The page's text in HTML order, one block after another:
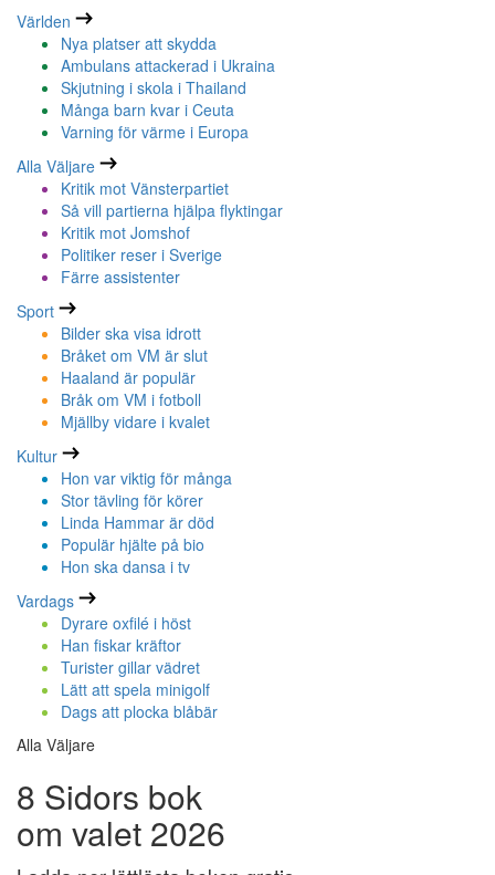
Världen
Nya platser att skydda
Ambulans attackerad i Ukraina
Skjutning i skola i Thailand
Många barn kvar i Ceuta
Varning för värme i Europa
Alla Väljare
Kritik mot Vänsterpartiet
Så vill partierna hjälpa flyktingar
Kritik mot Jomshof
Politiker reser i Sverige
Färre assistenter
Sport
Bilder ska visa idrott
Bråket om VM är slut
Haaland är populär
Bråk om VM i fotboll
Mjällby vidare i kvalet
Kultur
Hon var viktig för många
Stor tävling för körer
Linda Hammar är död
Populär hjälte på bio
Hon ska dansa i tv
Vardags
Dyrare oxfilé i höst
Han fiskar kräftor
Turister gillar vädret
Lätt att spela minigolf
Dags att plocka blåbär
Alla Väljare
8 Sidors bok
om valet 2026